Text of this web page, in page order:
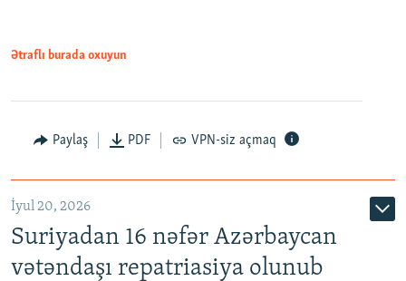
Auto
Ətraflı burada oxuyun
Paylaş PDF VPN-siz açmaq
İyul 20, 2026
Suriyadan 16 nəfər Azərbaycan
vətəndaşı repatriasiya olunub